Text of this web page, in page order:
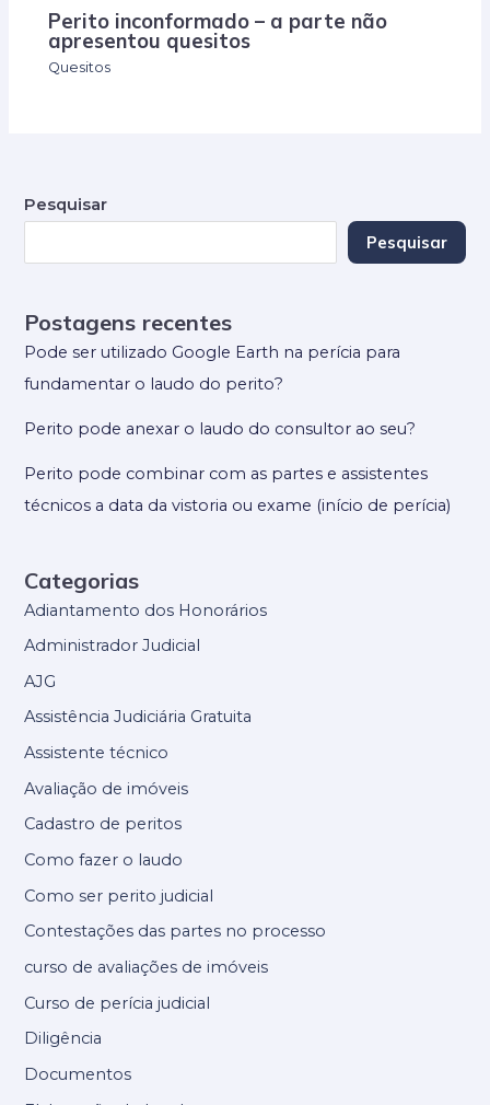
Perito inconformado – a parte não
apresentou quesitos
Quesitos
Pesquisar
Pesquisar
Postagens recentes
Pode ser utilizado Google Earth na perícia para
fundamentar o laudo do perito?
Perito pode anexar o laudo do consultor ao seu?
Perito pode combinar com as partes e assistentes
técnicos a data da vistoria ou exame (início de perícia)
Categorias
Adiantamento dos Honorários
Administrador Judicial
AJG
Assistência Judiciária Gratuita
Assistente técnico
Avaliação de imóveis
Cadastro de peritos
Como fazer o laudo
Como ser perito judicial
Contestações das partes no processo
curso de avaliações de imóveis
Curso de perícia judicial
Diligência
Documentos